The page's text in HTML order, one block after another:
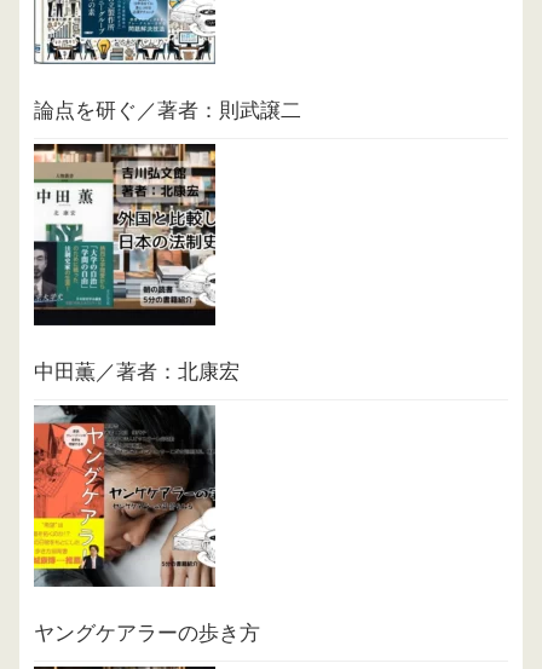
論点を研ぐ／著者：則武譲二
中田薫／著者：北康宏
ヤングケアラーの歩き方